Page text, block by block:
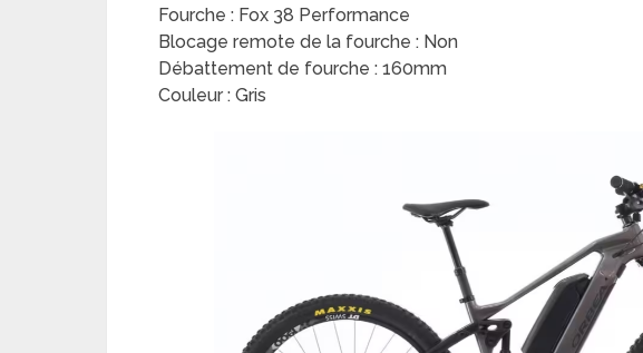
Fourche : Fox 38 Performance
Blocage remote de la fourche : Non
Débattement de fourche : 160mm
Couleur : Gris